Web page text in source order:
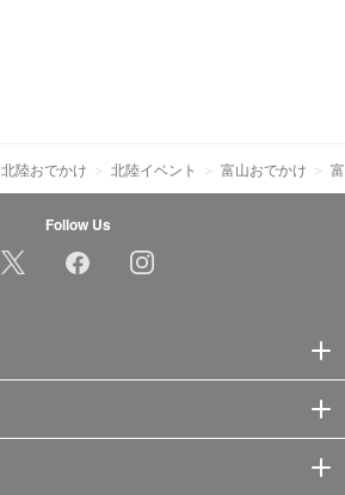
北陸おでかけ 北陸イベント 富山おでかけ
Follow Us